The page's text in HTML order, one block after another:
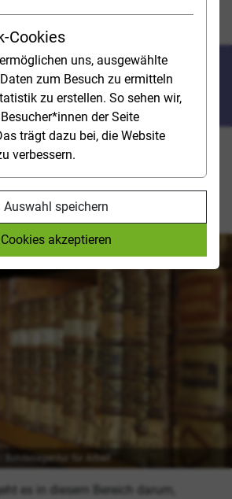
Cookies
uns, ausgewählte
zum Besuch zu ermitteln
zu erstellen. So sehen wir,
der Seite
trägt dazu bei, die Website
verbessern.
Auswahl speichern
Cookies akzeptieren
werden an die Fachkräfte in
gestellt.
und
orientierte Mitarbeiter*innen.
es in diesem Bereich darum,